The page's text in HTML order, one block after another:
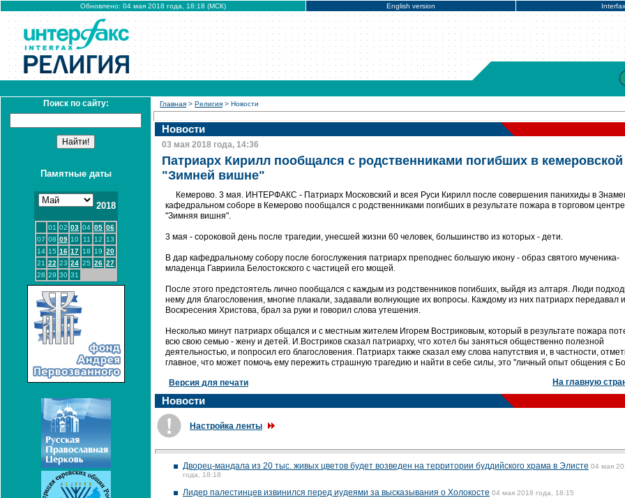
Обновлено: 04 мая 2018 года, 18:18 (МСК) English version
Поиск по сайту:
Памятные даты
2018
01 02 03 04 05 06
07 08 09 10 11 12
13
14 15 16 17 18 19 20
21 22 23 24 25 26 27
28 29 30 31
Главная > Религия > Новости
Новости
03 мая 2018 года, 14:36
Патриарх Кирилл пообщался с родственниками погибших в кемеровской
"Зимней вишне"
Кемерово. 3 мая. ИНТЕРФАКС - Патриарх Московский и всея Руси Кирилл после совершения панихиды в
кафедральном соборе в Кемерово пообщался с родственниками погибших в результате пожара в торговом центре
"Зимняя вишня".
3 мая - сороковой день после трагедии, унесшей жизни 60 человек, большинство из которых - дети.
В дар кафедральному собору после богослужения патриарх преподнес большую икону - образ святого мученика-
младенца Гавриила Белостокского с частицей его мощей.
После этого предстоятель лично пообщался с каждым из родственников погибших, выйдя из алтаря. Люди
нему для благословения, многие плакали, задавали волнующие их вопросы. Каждому из них патриарх передавал
Воскресения Христова, брал за руки и говорил слова утешения.
Несколько минут патриарх общался и с местным жителем Игорем Востриковым, который в результате пожара
всю свою семью - жену и детей. И.Востриков сказал патриарху, что хотел бы заняться общественно полезной
деятельностью, и попросил его благословения. Патриарх также сказал ему слова напутствия и, в частности,
главное, что может помочь ему пережить страшную трагедию и найти в себе силы, это "личный опыт общения с
Версия для печати На главную
Новости
Настройка ленты
Дворец-мандала из 20 тыс. живых цветов будет возведен на территории буддийского храма в Элисте 04 мая
года, 18:18
Лидер палестинцев извинился перед иудеями за высказывания о Холокосте 04 мая 2018 года, 18:15